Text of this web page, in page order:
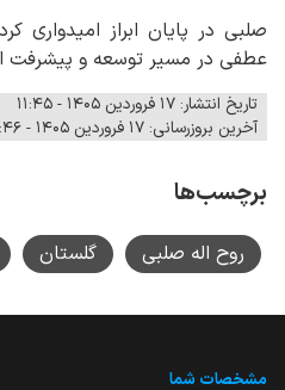
صلبی در پایان ابراز
عطفی در مسیر توسعه و پیشرفت
تاریخ انتشار: ۱۷ فروردین ۱۴۰۵ - ۱۱:۴۵
آخرین بروزرسانی: ۱۷ فروردین ۱۴۰۵ - ۱۱:۴۶
برچسب‌ها
روح اله صلبی گلستان
مشخصات شما